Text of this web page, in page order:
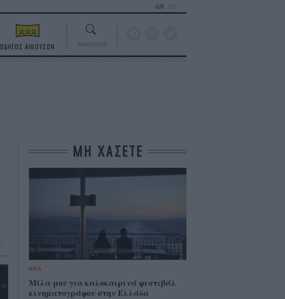
GR EN
ΟΔΗΓΟΣ ΑΙΘΟΥΣΩΝ Αναζήτηση
ΜΗ ΧΑΣΕΤΕ
ΝΕΑ
Μίλα μου για καλοκαιρινά φεστιβάλ
κινηματογράφου στην Ελλάδα